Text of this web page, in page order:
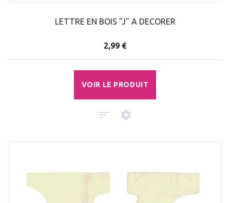
LETTRE EN BOIS "J" A DECORER
2,99 €
VOIR LE PRODUIT